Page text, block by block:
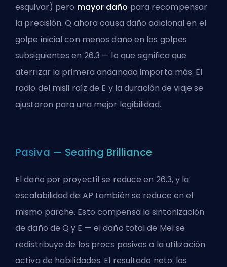
esquivar) pero mayor daño para recompensar
la precisión. Q ahora causa daño adicional en el
golpe inicial con menos daño en los golpes
subsiguientes en 26.3 — lo que significa que
aterrizar la primera andanada importa más. El
radio del misil raíz de E y la duración de viaje se
ajustaron para una mejor legibilidad.
Pasiva — Searing Brilliance
El daño por proyectil se reduce en 26.3, y la
escalabilidad de AP también se reduce en el
mismo parche. Esto compensa la sintonización
de daño de Q y E — el daño total de Mel se
redistribuye de los procs pasivos a la utilización
activa de habilidades. El resultado neto: los